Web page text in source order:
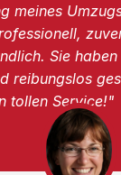
meines
Sie
reibungslos
tollen Service!"